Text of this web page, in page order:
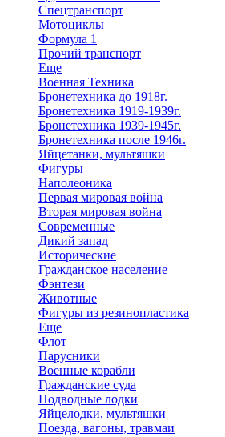
Спецтранспорт
Мотоциклы
Формула 1
Прочий транспорт
Еще
Военная Техника
Бронетехника до 1918г.
Бронетехника 1919-1939г.
Бронетехника 1939-1945г.
Бронетехника после 1946г.
Яйцетанки, мультяшки
Фигуры
Наполеоника
Первая мировая война
Вторая мировая война
Современные
Дикий запад
Исторические
Гражданское население
Фэнтези
Животные
Фигуры из резинопластика
Еще
Флот
Парусники
Военные корабли
Гражданские суда
Подводные лодки
Яйцелодки, мультяшки
Поезда, вагоны, травмаи